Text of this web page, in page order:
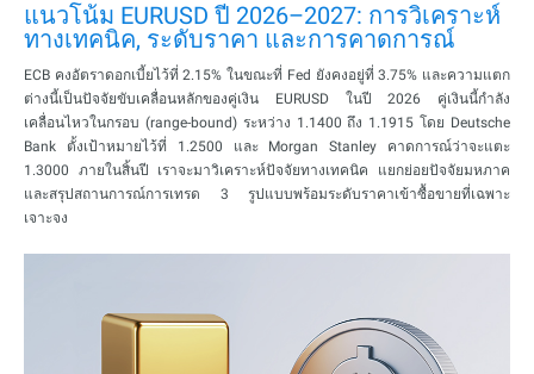
แนวโน้ม EURUSD ปี 2026–2027: การวิเคราะห์
ทางเทคนิค, ระดับราคา และการคาดการณ์
ECB คงอัตราดอกเบี้ยไว้ที่ 2.15% ในขณะที่ Fed ยังคงอยู่ที่ 3.75% และความแตก
ต่างนี้เป็นปัจจัยขับเคลื่อนหลักของคู่เงิน EURUSD ในปี 2026 คู่เงินนี้กำลัง
เคลื่อนไหวในกรอบ (range-bound) ระหว่าง 1.1400 ถึง 1.1915 โดย Deutsche
Bank ตั้งเป้าหมายไว้ที่ 1.2500 และ Morgan Stanley คาดการณ์ว่าจะแตะ
1.3000 ภายในสิ้นปี เราจะมาวิเคราะห์ปัจจัยทางเทคนิค แยกย่อยปัจจัยมหภาค
และสรุปสถานการณ์การเทรด 3 รูปแบบพร้อมระดับราคาเข้าซื้อขายที่เฉพาะ
เจาะจง